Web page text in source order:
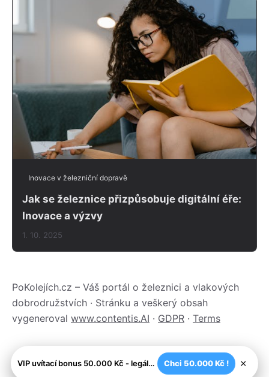
Inovace v železniční dopravě
Jak se železnice přizpůsobuje digitální éře:
Inovace a výzvy
1. 10. 2025
PoKolejích.cz – Váš portál o železnici a vlakových
dobrodružstvích · Stránku a veškerý obsah
vygeneroval www.contentis.AI · GDPR · Terms
VIP uvítací bonus 50.000 Kč - legální české kasíno Chci 50.000 Kč ! ×